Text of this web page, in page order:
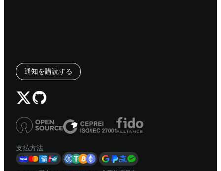
通知を購読する
支払方法